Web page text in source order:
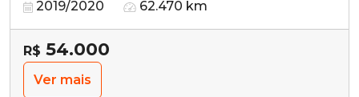
2019/2020 62.470 km
R$ 54.000
Ver mais